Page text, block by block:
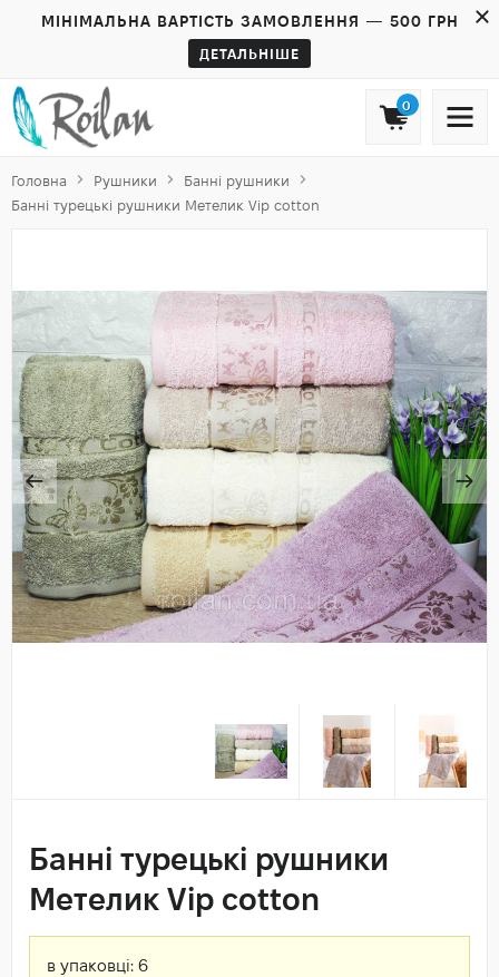
МІНІМАЛЬНА ВАРТІСТЬ ЗАМОВЛЕННЯ — 500 ГРН
ДЕТАЛЬНІШЕ
0
Головна Рушники
Банні рушники
Банні турецькі рушники Метелик Vip cotton
Банні турецькі рушники
Метелик Vip cotton
в упаковці: 6